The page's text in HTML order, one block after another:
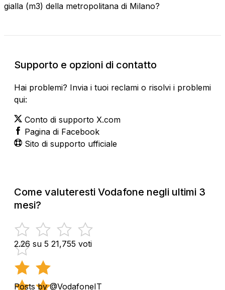
gialla (m3) della metropolitana di Milano?
Supporto e opzioni di contatto
Hai problemi? Invia i tuoi reclami o risolvi i problemi
qui:
Conto di supporto X.com
Pagina di Facebook
Sito di supporto ufficiale
Come valuteresti Vodafone negli ultimi 3
mesi?
2.26 su 5 21,755 voti
Posts by @VodafoneIT